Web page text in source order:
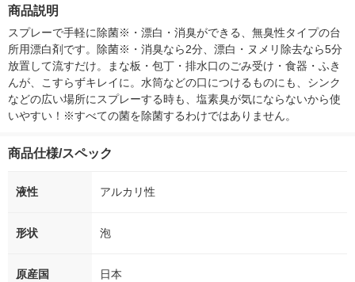
商品説明
スプレーで手軽に除菌※・漂白・消臭ができる、無臭性タイプの台
所用漂白剤です。除菌※・消臭なら2分、漂白・ヌメリ除去なら5分
放置して流すだけ。まな板・包丁・排水口のごみ受け・食器・ふき
んが、こすらずキレイに。水筒などの口につけるものにも、シンク
などの広い場所にスプレーする時も、塩素臭が気にならないから使
いやすい！※すべての菌を除菌するわけではありません。
商品仕様/スペック
液性 アルカリ性
形状 泡
原産国 日本